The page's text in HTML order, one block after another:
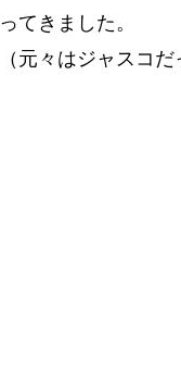
ってきました。
（元々はジャスコ